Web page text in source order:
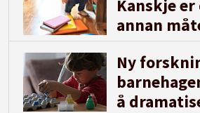
Kanskje
annan
Ny
å